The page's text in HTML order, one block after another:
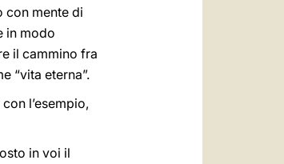
con mente di
in modo
il cammino fra
“vita eterna”.
l’esempio,
in voi il